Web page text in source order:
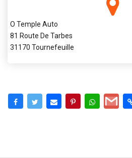
O Temple Auto
81 Route De Tarbes
31170 Tournefeuille